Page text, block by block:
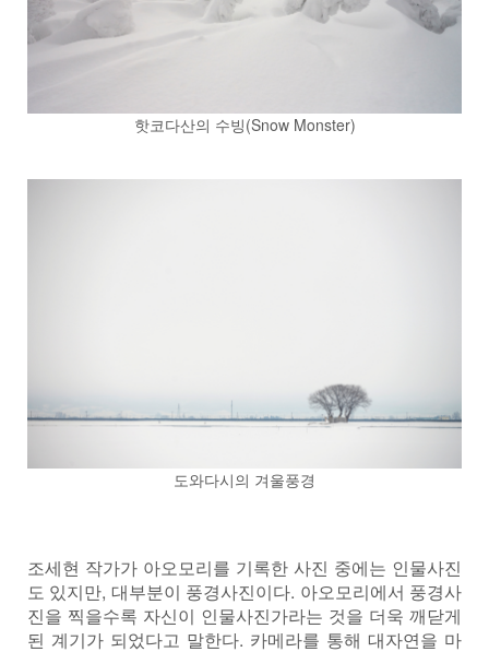
핫코다산의 수빙(Snow Monster)
도와다시의 겨울풍경
조세현 작가가 아오모리를 기록한 사진 중에는 인물사진
도 있지만, 대부분이 풍경사진이다. 아오모리에서 풍경사
진을 찍을수록 자신이 인물사진가라는 것을 더욱 깨닫게
된 계기가 되었다고 말한다. 카메라를 통해 대자연을 마